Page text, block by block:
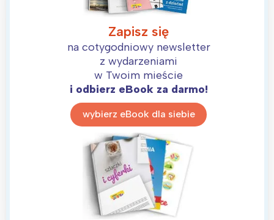
Zapisz się
na cotygodniowy newsletter
z wydarzeniami
w Twoim mieście
i odbierz eBook za darmo!
wybierz eBook dla siebie
Interesują mnie wydarzenia z
tego regionu:
Warszawa
Śląsk
Kraków